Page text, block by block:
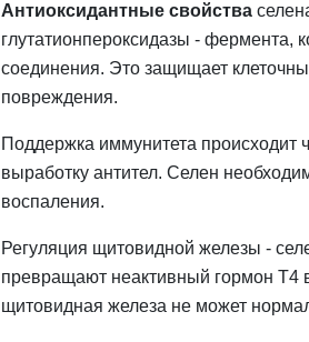
Антиоксидантные свойства
глутатионпероксидазы - фермента,
соединения. Это защищает
повреждения.
Поддержка иммунитета происходит
выработку антител. Селен
воспаления.
Регуляция щитовидной железы -
превращают неактивный гормон Т4
щитовидная железа не может